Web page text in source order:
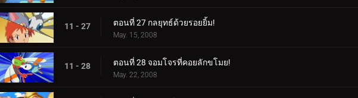
11 - 27 ตอนที่ 27 กลยุทธ์ด้วยรอยยิ้ม!
May. 15, 2008
11 - 28 ตอนที่ 28 จอมโจรที่คอยลักขโมย!
May. 22, 2008